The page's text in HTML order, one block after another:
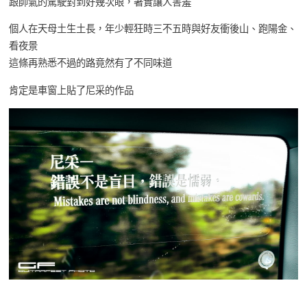
個人在天母土生土長，年少輕狂時三不五時與好友衝後山、跑陽金、
看夜景
這條再熟悉不過的路竟然有了不同味道
肯定是車窗上貼了尼采的作品